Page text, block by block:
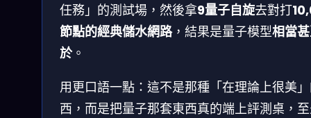
任務」的測試場，然後拿9量子自旋去對打
節點的經典儲水網路，結果是量子模型相當
於。
用更口語一點：這不是那種「在理論上很美
西，而是把量子那套東西真的端上評測桌，